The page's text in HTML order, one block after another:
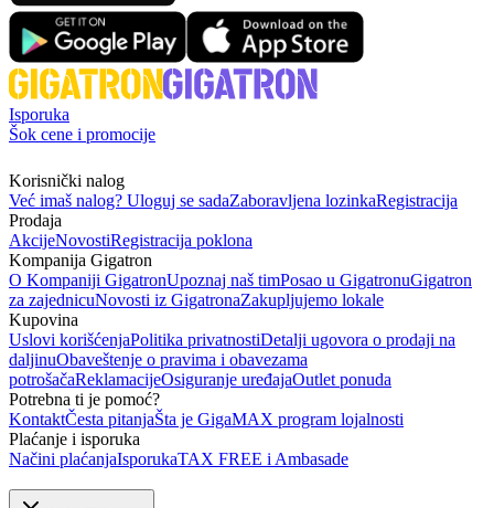
Isporuka
Šok cene i promocije
Korisnički nalog
Već imaš nalog? Uloguj se sadaZaboravljena lozinkaRegistracija
Prodaja
AkcijeNovostiRegistracija poklona
Kompanija Gigatron
O Kompaniji GigatronUpoznaj naš timPosao u GigatronuGigatron
za zajednicuNovosti iz GigatronaZakupljujemo lokale
Kupovina
Uslovi korišćenjaPolitika privatnostiDetalji ugovora o prodaji na
daljinuObaveštenje o pravima i obavezama
potrošačaReklamacijeOsiguranje uređajaOutlet ponuda
Potrebna ti je pomoć?
KontaktČesta pitanjaŠta je GigaMAX program lojalnosti
Plaćanje i isporuka
Načini plaćanjaIsporukaTAX FREE i Ambasade